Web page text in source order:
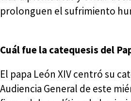
prolonguen el sufrimiento
Cuál fue la catequesis del
El papa León XIV centró su
Audiencia General de este